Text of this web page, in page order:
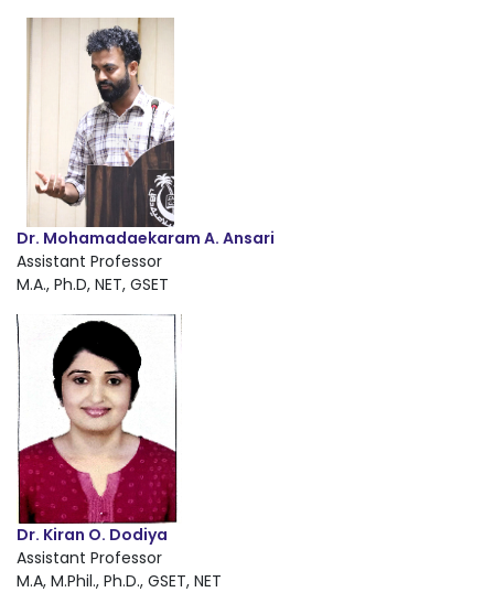
Dr. Mohamadaekaram A. Ansari
Assistant Professor
M.A., Ph.D, NET, GSET
Dr. Kiran O. Dodiya
Assistant Professor
M.A, M.Phil., Ph.D., GSET, NET